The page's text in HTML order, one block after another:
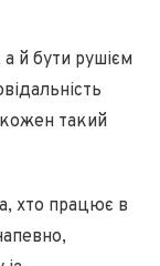
й бути рушієм
такий
хто працює в